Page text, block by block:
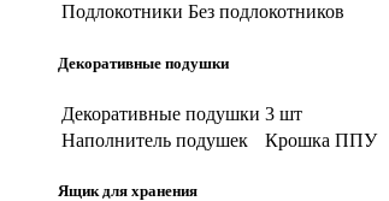
Подлокотники Без подлокотников
Декоративные подушки
Декоративные подушки 3 шт
Наполнитель подушек
Крошка ППУ
Ящик для хранения